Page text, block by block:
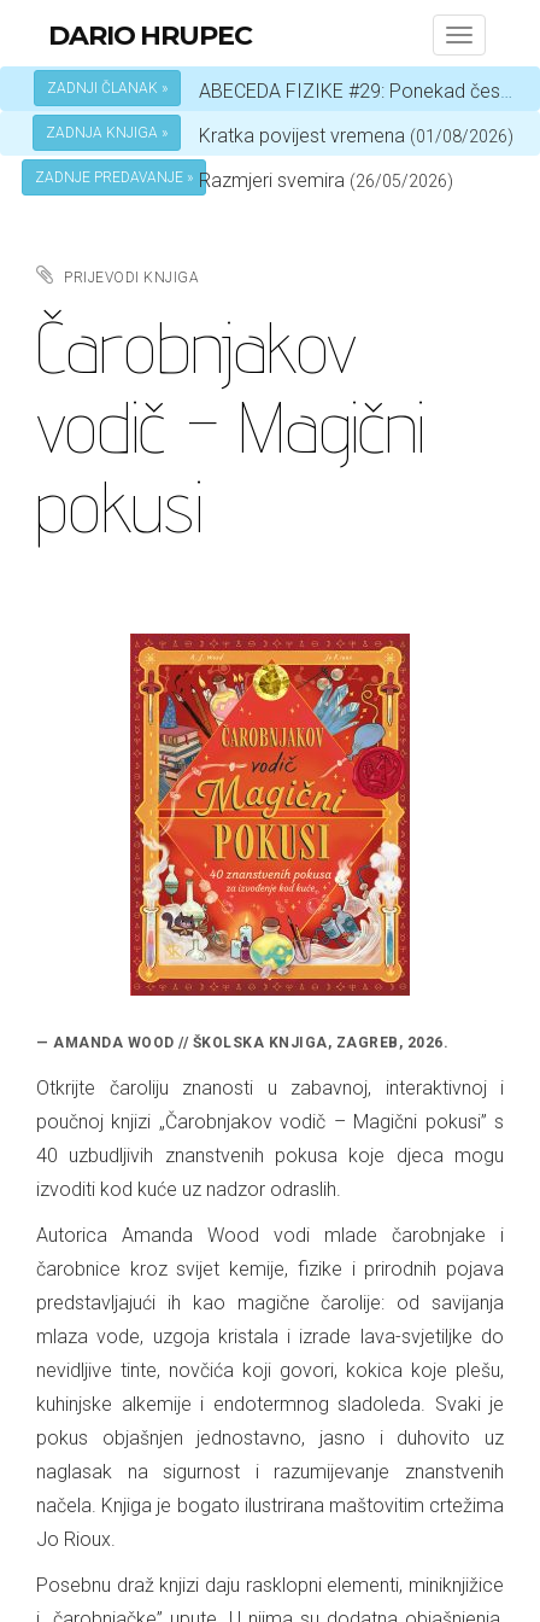
Toggle
DARIO HRUPEC
ZADNJI ČLANAK » ABECEDA FIZIKE #29: Ponekad čestica, a ponekad val – ovisi o okolnostima
ZADNJA KNJIGA » Kratka povijest vremena (01/08/2026)
ZADNJE PREDAVANJE » Razmjeri svemira (26/05/2026)
PRIJEVODI KNJIGA
Čarobnjakov
vodič – Magični
pokusi
— AMANDA WOOD // ŠKOLSKA KNJIGA, ZAGREB, 2026.
Otkrijte čaroliju znanosti u zabavnoj, interaktivnoj i
poučnoj knjizi „Čarobnjakov vodič – Magični pokusi” s
40 uzbudljivih znanstvenih pokusa koje djeca mogu
izvoditi kod kuće uz nadzor odraslih.
Autorica Amanda Wood vodi mlade čarobnjake i
čarobnice kroz svijet kemije, fizike i prirodnih pojava
predstavljajući ih kao magične čarolije: od savijanja
mlaza vode, uzgoja kristala i izrade lava-svjetiljke do
nevidljive tinte, novčića koji govori, kokica koje plešu,
kuhinjske alkemije i endotermnog sladoleda. Svaki je
pokus objašnjen jednostavno, jasno i duhovito uz
naglasak na sigurnost i razumijevanje znanstvenih
načela. Knjiga je bogato ilustrirana maštovitim crtežima
Jo Rioux.
Posebnu draž knjizi daju rasklopni elementi, miniknjižice